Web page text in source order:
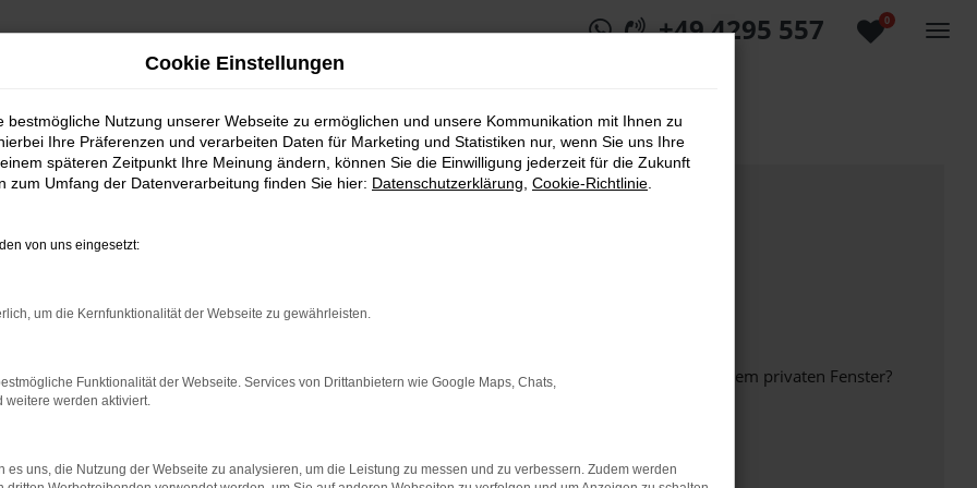
0
+49 4295 557
bestimmter Seiten verhindern. Funktioniert die Seite in einem anderen Browser oder in einem privaten Fenster?
beheben.
auf dem neuesten Stand sind.
Cookie Einstellungen
bestmögliche Nutzung unserer Webseite zu ermöglichen und unsere Kommunikation mit Ihnen zu
Ihre Präferenzen und verarbeiten Daten für Marketing und Statistiken nur, wenn Sie uns Ihre
späteren Zeitpunkt Ihre Meinung ändern, können Sie die Einwilligung jederzeit für die Zukunft
zum Umfang der Datenverarbeitung finden Sie hier: Datenschutzerklärung Cookie-Richtlinie
von uns eingesetzt:
um die Kernfunktionalität der Webseite zu gewährleisten.
Funktionalität der Webseite. Services von Drittanbietern wie Google Maps, Chats,
weitere werden aktiviert.
es uns, die Nutzung der Webseite zu analysieren, um die Leistung zu messen und zu verbessern. Zudem werden